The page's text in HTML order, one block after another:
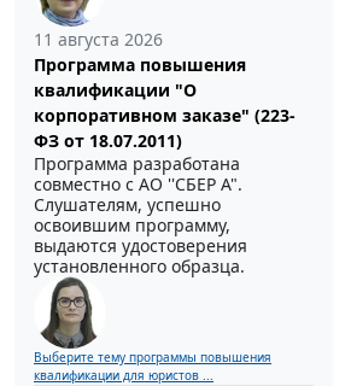
11 августа 2026
Программа повышения
квалификации "О
корпоративном заказе" (223-
ФЗ от 18.07.2011)
Программа разработана
совместно с АО ''СБЕР А".
Слушателям, успешно
освоившим программу,
выдаются удостоверения
установленного образца.
Выберите тему программы повышения
квалификации для юристов ...